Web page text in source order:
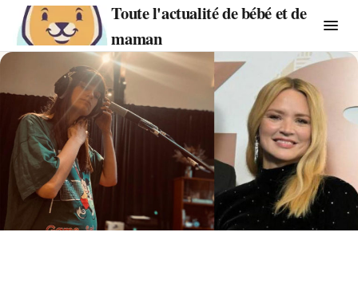
Toute l'actualité de bébé et de
maman